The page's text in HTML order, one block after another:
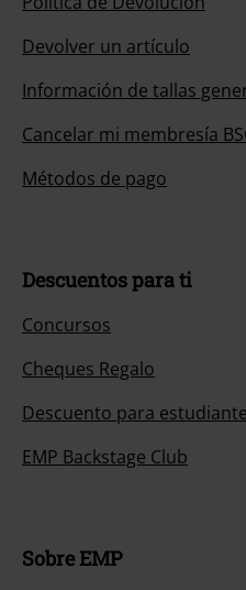
Cancelar mi membresía BSC
Métodos de pago
Descuento para estudiantes
EMP Backstage Club
Sostenibilidad